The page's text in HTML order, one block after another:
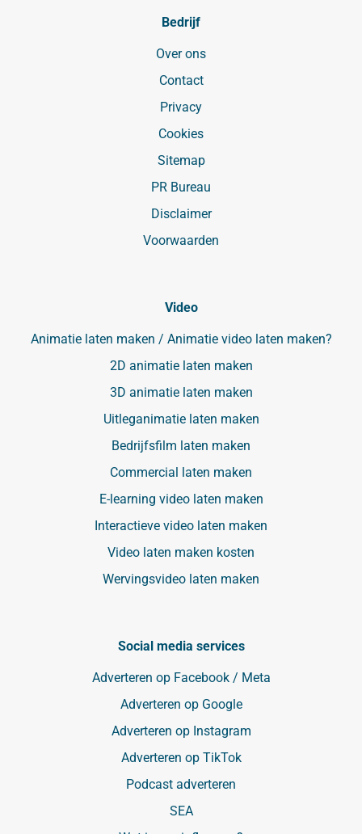
Bedrijf
Over ons
Contact
Privacy
Cookies
Sitemap
PR Bureau
Disclaimer
Voorwaarden
Video
Animatie laten maken / Animatie video laten maken?
2D animatie laten maken
3D animatie laten maken
Uitleganimatie laten maken
Bedrijfsfilm laten maken
Commercial laten maken
E-learning video laten maken
Interactieve video laten maken
Video laten maken kosten
Wervingsvideo laten maken
Social media services
Adverteren op Facebook / Meta
Adverteren op Google
Adverteren op Instagram
Adverteren op TikTok
Podcast adverteren
SEA